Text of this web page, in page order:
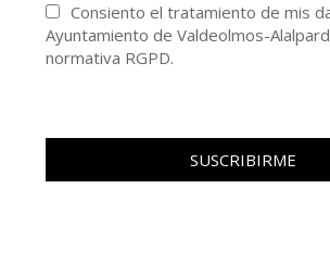
Consiento el tratamiento de mis
Ayuntamiento de Valdeolmos-
normativa RGPD.